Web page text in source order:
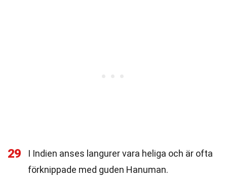
29
I Indien anses langurer vara heliga och är ofta
förknippade med guden Hanuman.